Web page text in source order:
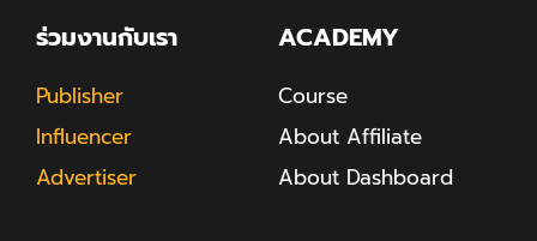
ร่วมงานกับเรา
Publisher
Influencer
Advertiser
ACADEMY
Course
About Affiliate
About Dashboard